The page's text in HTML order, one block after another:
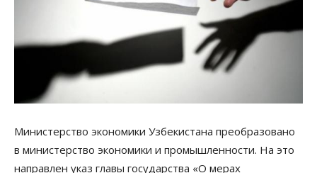
Министерство экономики Узбекистана преобразовано
в министерство экономики и промышленности. На это
направлен указ главы государства «О мерах